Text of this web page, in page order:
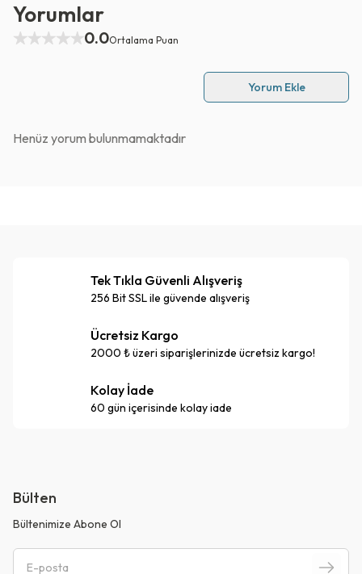
Yorumlar
0.0Ortalama Puan
Yorum Ekle
Henüz yorum bulunmamaktadır
Tek Tıkla Güvenli Alışveriş
256 Bit SSL ile güvende alışveriş
Ücretsiz Kargo
2000 ₺ üzeri siparişlerinizde ücretsiz kargo!
Kolay İade
60 gün içerisinde kolay iade
Bülten
Bültenimize Abone Ol